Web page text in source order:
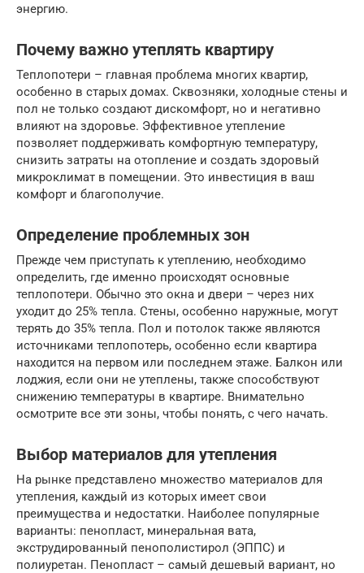
энергию.
Почему важно утеплять квартиру
Теплопотери – главная проблема многих квартир,
особенно в старых домах. Сквозняки, холодные стены и
пол не только создают дискомфорт, но и негативно
влияют на здоровье. Эффективное утепление
позволяет поддерживать комфортную температуру,
снизить затраты на отопление и создать здоровый
микроклимат в помещении. Это инвестиция в ваш
комфорт и благополучие.
Определение проблемных зон
Прежде чем приступать к утеплению, необходимо
определить, где именно происходят основные
теплопотери. Обычно это окна и двери – через них
уходит до 25% тепла. Стены, особенно наружные, могут
терять до 35% тепла. Пол и потолок также являются
источниками теплопотерь, особенно если квартира
находится на первом или последнем этаже. Балкон или
лоджия, если они не утеплены, также способствуют
снижению температуры в квартире. Внимательно
осмотрите все эти зоны, чтобы понять, с чего начать.
Выбор материалов для утепления
На рынке представлено множество материалов для
утепления, каждый из которых имеет свои
преимущества и недостатки. Наиболее популярные
варианты: пенопласт, минеральная вата,
экструдированный пенополистирол (ЭППС) и
полиуретан. Пенопласт – самый дешевый вариант, но